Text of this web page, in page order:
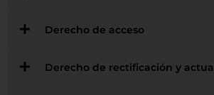
Derecho de acceso
Derecho de rectificación y